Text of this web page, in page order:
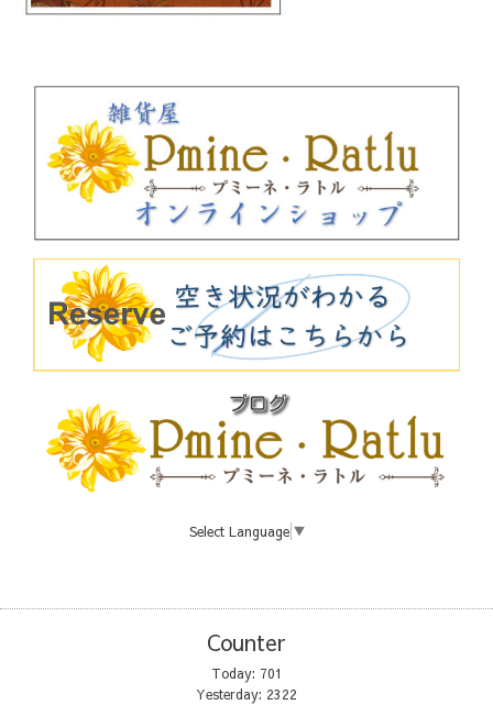
Select Language ▼
Counter
Today: 701
Yesterday: 2322